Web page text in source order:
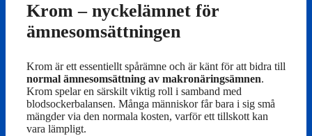
Krom – nyckelämnet för
ämnesomsättningen
Krom är ett essentiellt spårämne och är känt för att bidra till
normal ämnesomsättning av makronäringsämnen.
Krom spelar en särskilt viktig roll i samband med
blodsockerbalansen. Många människor får bara i sig små
mängder via den normala kosten, varför ett tillskott kan
vara lämpligt.